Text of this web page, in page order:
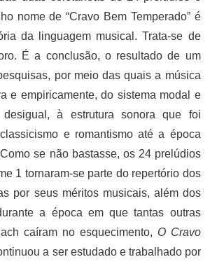
nome de “Cravo Bem Temperado” é
da linguagem musical. Trata-se de
É a conclusão, o resultado de um
por meio das quais a música
e empiricamente, do sistema modal e
desigual, à estrutura sonora que foi
e romantismo até a época
se não bastasse, os 24 prelúdios
1 tornaram-se parte do repertório dos
por seus méritos musicais, além dos
a época em que tantas outras
caíram no esquecimento, O Cravo
a ser estudado e trabalhado por